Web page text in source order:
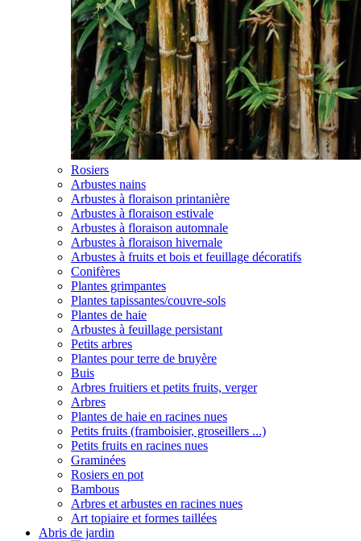
Rosiers
Arbustes nains
Arbustes à floraison printanière
Arbustes à floraison estivale
Arbustes à floraison automnale
Arbustes à floraison hivernale
Arbustes à fruits et bois et feuillage décoratifs
Conifères
Plantes grimpantes
Plantes tapissantes/couvre-sols
Plantes de haie
Arbustes à feuillage persistant
Petits arbres
Plantes pour terre de bruyère
Buis
Arbres fruitiers et petits fruits, verger
Arbres
Plantes de haie en racines nues
Petits fruits (framboisier, groseillers ...)
Petits fruits en racines nues
Graminées
Rosiers en pot
Bambous
Arbres et arbustes en racines nues
Art topiaire et formes taillées
Abris de jardin